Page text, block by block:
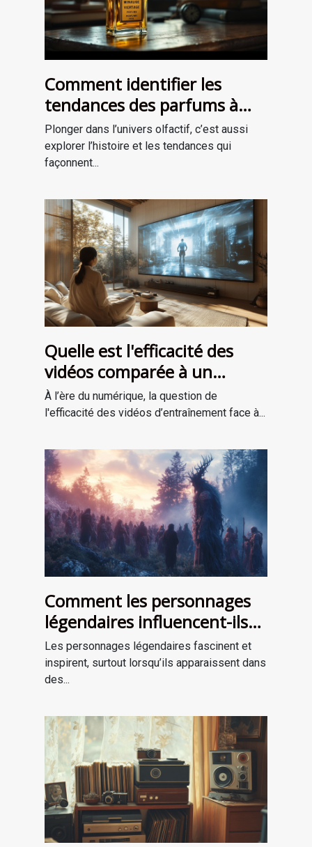
Comment identifier les
tendances des parfums à
travers les époques ?
Plonger dans l’univers olfactif, c’est aussi
explorer l’histoire et les tendances qui
façonnent...
Quelle est l'efficacité des
vidéos comparée à un
entraînement en personne ?
À l’ère du numérique, la question de
l'efficacité des vidéos d’entraînement face à...
Comment les personnages
légendaires influencent-ils
les récits de survie ?
Les personnages légendaires fascinent et
inspirent, surtout lorsqu’ils apparaissent dans
des...